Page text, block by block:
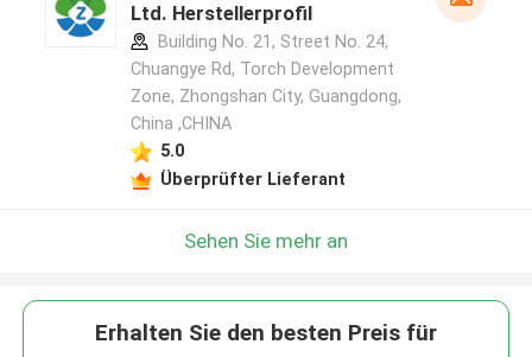
Ltd. Herstellerprofil
Building No. 21, Street No. 24,
Chuangye Rd, Torch Development
Zone, Zhongshan City, Guangdong,
China ,CHINA
5.0
Überprüfter Lieferant
Sehen Sie mehr an
Erhalten Sie den besten Preis für